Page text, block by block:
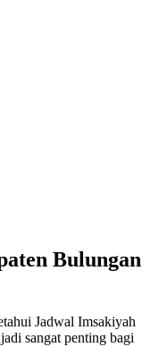
Bulungan
Jadwal Imsakiyah
sangat penting bagi